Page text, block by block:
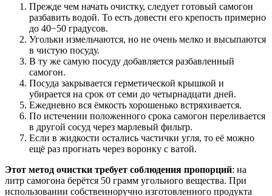
Прежде чем начать очистку, следует готовый самогон
разбавить водой. То есть довести его крепость примерно
до 40−50 градусов.
Угольки измельчаются, но не очень мелко и высыпаются
в чистую посуду.
В ту же самую посуду добавляется разбавленный
самогон.
Посуда закрывается герметической крышкой и
убирается на срок от семи до четырнадцати дней.
Ежедневно вся ёмкость хорошенько встряхивается.
По истечении положенного срока самогон переливается
в другой сосуд через марлевый фильтр.
Если в жидкости остались частички угля, то её можно
ещё раз прогнать через воронку с ватой.
Этот метод очистки требует соблюдения пропорций: на
литр самогона берётся 50 грамм угольного вещества. При
использовании собственноручно изготовленного продукта